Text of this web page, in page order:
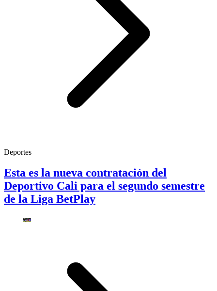
Deportes
Esta es la nueva contratación del
Deportivo Cali para el segundo semestre
de la Liga BetPlay